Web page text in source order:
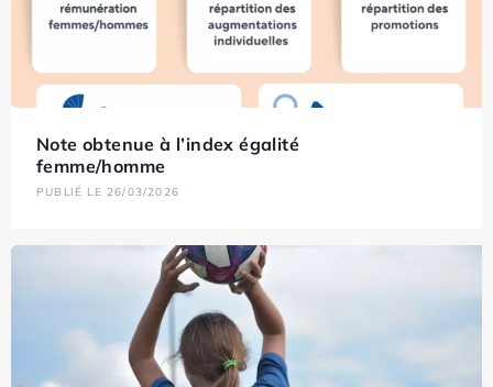
Note obtenue à l’index égalité
femme/homme
PUBLIÉ LE 26/03/2026